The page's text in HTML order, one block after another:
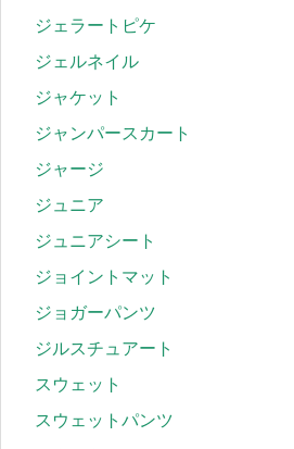
ジェラートピケ
ジェルネイル
ジャケット
ジャンパースカート
ジャージ
ジュニア
ジュニアシート
ジョイントマット
ジョガーパンツ
ジルスチュアート
スウェット
スウェットパンツ